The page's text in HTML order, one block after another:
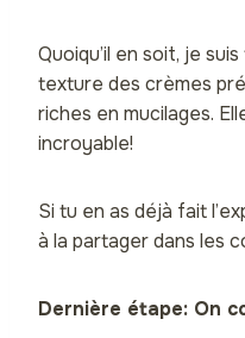
Quoiqu’il en soit, je
texture des crèmes
riches en mucilages.
incroyable!
Si tu en as déjà fait
à la partager dans les
Dernière étape: On